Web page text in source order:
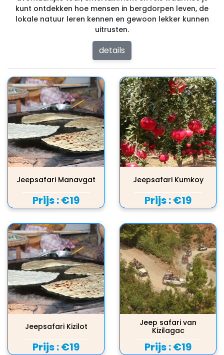
kunt ontdekken hoe mensen in bergdorpen leven, de
lokale natuur leren kennen en gewoon lekker kunnen
uitrusten.
details
Jeepsafari Manavgat
Prijs :€19
Jeepsafari Kumkoy
Prijs :€19
Jeepsafari Kizilot
Prijs :€19
Jeep safari van
Kizilagac
Prijs :€19